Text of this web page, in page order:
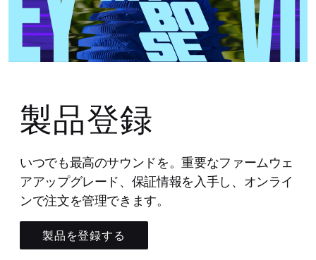
製品登録
いつでも最高のサウンドを。重要なファームウェ
アアップグレード、保証情報を入手し、オンライ
ンで注文を管理できます。
製品を登録する